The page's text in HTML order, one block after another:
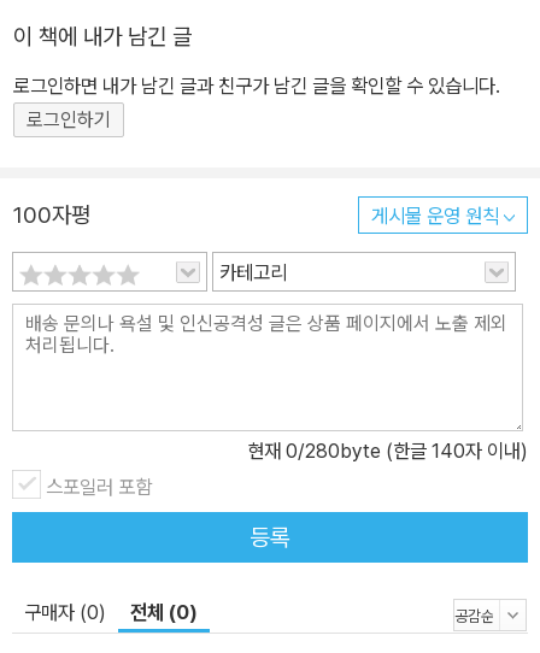
검할 수 있도록 하였습니다. 1. 흥미진진 수학만화 수학적 계산을 이
용하여 위기를 탈출하고, 사건을 해결하는 이야기를 통해 수학에 흥
미를 느끼고 논리적인 깨달음을 얻게 됩니다. 2. 기본 개념과 원리를
알려주는 재미있는 수학교실 ‘논술형 문제’ 대비와 ‘의사소통능력’ 강
거움이 두 배! 독자참여공간 전문가를 통해 궁금한 수학 질문에 대한
답변도 받고, 편집부와 독자가 의견을 교류할 수 있습니다. 4. 실력이
쑥쑥! 수학워크북 영역별.능력별 문제와 퀴즈 풀이 및 정답과 바우의
깜짝ox퀴즈와 슈미의 짤막서술퀴즈 해설을 통해 실력을 테스트할 수
있습니다.
이 책에 내가 남긴 글
로그인하면 내가 남긴 글과 친구가 남긴 글을 확인할 수 있습니다.
로그인하기
100자평 게시물 운영 원칙
카테고리
현재 0/280byte (한글 140자 이내)
스포일러 포함
등록
구매자 (0) 전체 (0)